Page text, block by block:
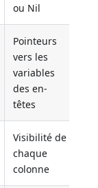
ou Nil
Pointeurs
vers les
variables
des en-
têtes
Visibilité de
chaque
colonne